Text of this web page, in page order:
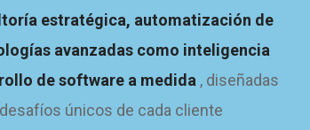
estratégica, automatización de
avanzadas como inteligencia
de software a medida , diseñadas
únicos de cada cliente